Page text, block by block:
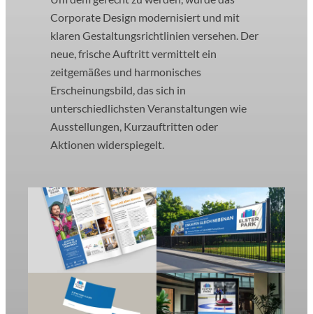
Corporate Design modernisiert und mit
klaren Gestaltungsrichtlinien versehen. Der
neue, frische Auftritt vermittelt ein
zeitgemäßes und harmonisches
Erscheinungsbild, das sich in
unterschiedlichsten Veranstaltungen wie
Ausstellungen, Kurzauftritten oder
Aktionen widerspiegelt.